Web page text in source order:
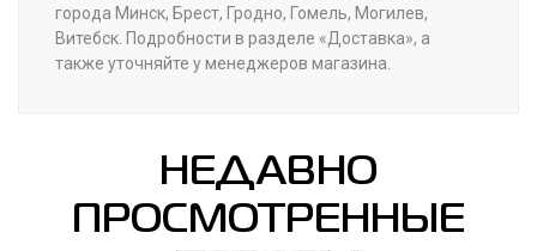
города Минск, Брест, Гродно, Гомель, Могилев,
Витебск. Подробности в разделе «Доставка», а
также уточняйте у менеджеров магазина.
НЕДАВНО
ПРОСМОТРЕННЫЕ